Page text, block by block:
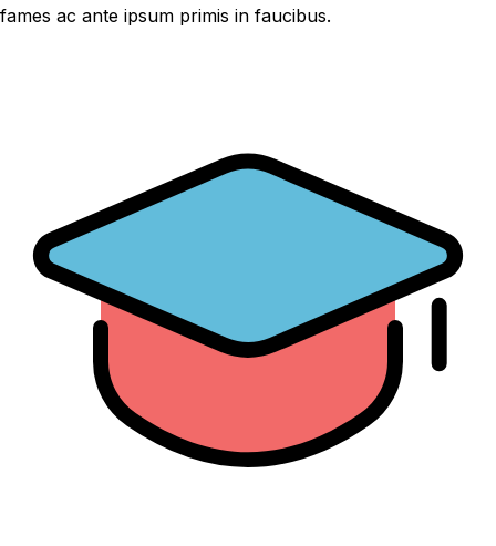
fames ac ante ipsum primis in faucibus.